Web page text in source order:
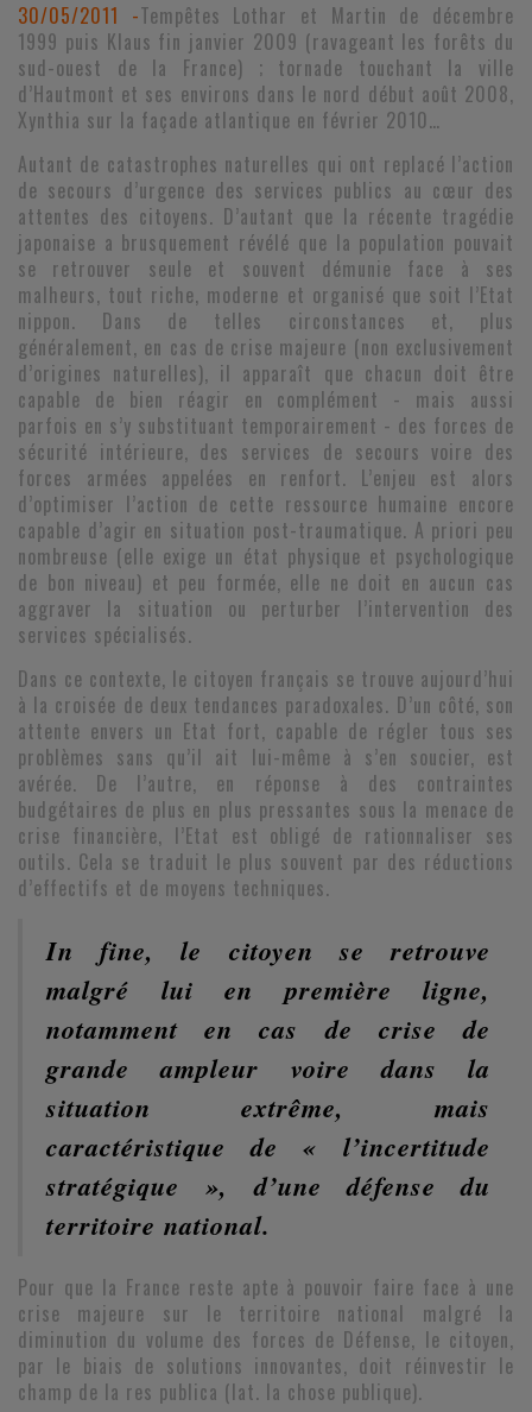
30/05/2011 -Tempêtes Lothar et Martin de décembre
1999 puis Klaus fin janvier 2009 (ravageant les forêts du
sud-ouest de la France) ; tornade touchant la ville
d’Hautmont et ses environs dans le nord début août 2008,
Xynthia sur la façade atlantique en février 2010…
Autant de catastrophes naturelles qui ont replacé l’action
de secours d’urgence des services publics au cœur des
attentes des citoyens. D’autant que la récente tragédie
japonaise a brusquement révélé que la population pouvait
se retrouver seule et souvent démunie face à ses
malheurs, tout riche, moderne et organisé que soit l’Etat
nippon. Dans de telles circonstances et, plus
généralement, en cas de crise majeure (non exclusivement
d’origines naturelles), il apparaît que chacun doit être
capable de bien réagir en complément - mais aussi
parfois en s’y substituant temporairement - des forces de
sécurité intérieure, des services de secours voire des
forces armées appelées en renfort. L’enjeu est alors
d’optimiser l’action de cette ressource humaine encore
capable d’agir en situation post-traumatique. A priori peu
nombreuse (elle exige un état physique et psychologique
de bon niveau) et peu formée, elle ne doit en aucun cas
aggraver la situation ou perturber l’intervention des
services spécialisés.
Dans ce contexte, le citoyen français se trouve aujourd’hui
à la croisée de deux tendances paradoxales. D’un côté, son
attente envers un Etat fort, capable de régler tous ses
problèmes sans qu’il ait lui-même à s’en soucier, est
avérée. De l’autre, en réponse à des contraintes
budgétaires de plus en plus pressantes sous la menace de
crise financière, l’Etat est obligé de rationnaliser ses
outils. Cela se traduit le plus souvent par des réductions
d’effectifs et de moyens techniques.
In fine, le citoyen se retrouve
malgré lui en première ligne,
notamment en cas de crise de
grande ampleur voire dans la
situation extrême, mais
caractéristique de « l’incertitude
stratégique», d’une défense du
territoire national.
Pour que la France reste apte à pouvoir faire face à une
crise majeure sur le territoire national malgré la
diminution du volume des forces de Défense, le citoyen,
par le biais de solutions innovantes, doit réinvestir le
champ de la res publica (lat. la chose publique).